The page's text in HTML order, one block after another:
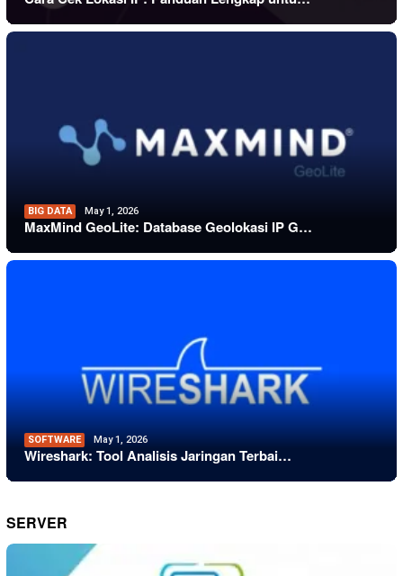
BIG DATA May 1, 2026
MaxMind GeoLite: Database Geolokasi IP G…
SOFTWARE May 1, 2026
Wireshark: Tool Analisis Jaringan Terbai…
SERVER